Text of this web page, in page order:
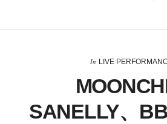
In LIVE
SANELLY、